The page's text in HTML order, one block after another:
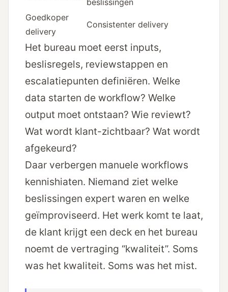
beslissingen
Goed­koper
delivery
Consistenter delivery
Het bureau moet eerst inputs,
beslisregels, reviewstappen en
escalatiepunten definiëren. Welke
data starten de workflow? Welke
output moet ontstaan? Wie reviewt?
Wat wordt klant-zichtbaar? Wat wordt
afgekeurd?
Daar verbergen manuele workflows
kennishiaten. Niemand ziet welke
beslissingen expert waren en welke
geïmproviseerd. Het werk komt te laat,
de klant krijgt een deck en het bureau
noemt de vertraging “kwaliteit”. Soms
was het kwaliteit. Soms was het mist.